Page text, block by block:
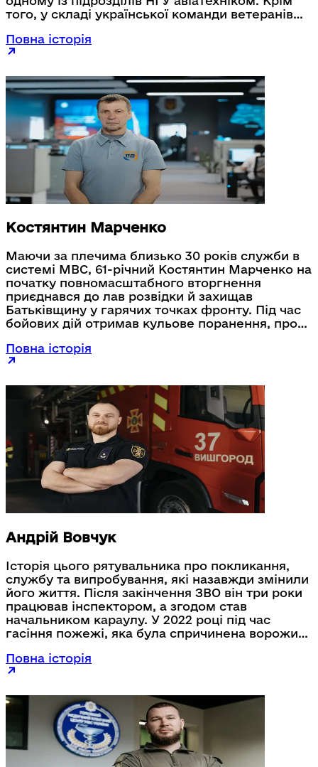
того, у складі української команди ветеранів
OCEANMAN-2026 на відкритій воді в Італії.
Повна історія
Костянтин Марченко
Маючи за плечима близько 30 років служби в
системі МВС, 61-річний Костянтин Марченко на
початку повномасштабного вторгнення
приєднався до лав розвідки й захищав
Батьківщину у гарячих точках фронту. Під час
бойових дій отримав кульове поранення, проте
Згодом після повернення до відносно
нормального життя, Костянтин вирішив
Повна історія
Андрій Вовчук
Історія цього рятувальника про покликання,
службу та випробування, які назавжди змінили
його життя. Після закінчення ЗВО він три роки
працював інспектором, а згодом став
начальником караулу. У 2022 році під час
гасіння пожежі, яка була спричинена ворожим
розминутись з колегами і наїхали на міну. Під
час вибуху Андрій втратив свою нижню
лікування за кордоном, реабілітація,
повернення в Україну та згодом і на службу в
ДСНС.
Повна історія